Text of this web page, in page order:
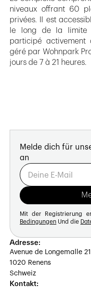
niveaux offrant 60
privées. Il est
le long de la limite
participé
géré par Wohnpark
jours de 7 à 21 heures.
Melde dich für
an
Mit der Registrierung
Bedingungen Und die
Adresse:
Avenue de Longemalle 21
1020 Renens
Schweiz
Kontakt: